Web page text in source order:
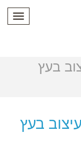
בעץ
בעץ